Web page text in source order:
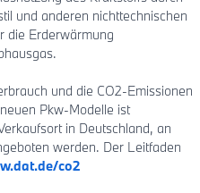
und anderen nichttechnischen
die Erderwärmung
und die CO2-Emissionen
Pkw-Modelle ist
in Deutschland, an
werden. Der Leitfaden
co2